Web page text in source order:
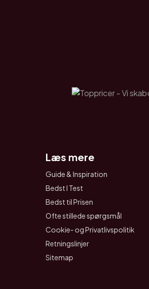
Læs mere
Guide & Inspiration
Bedst I Test
Bedst til Prisen
Ofte stillede spørgsmål
Cookie- og Privatlivspolitik
Retningslinjer
Sitemap